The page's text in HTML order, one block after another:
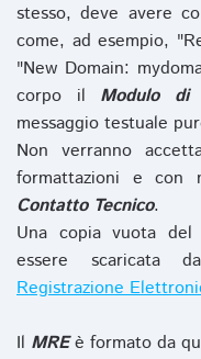
stesso, deve avere
come, ad esempio,
"New Domain:
corpo il Modulo di
messaggio testuale
Non verranno
formattazioni e con
Contatto Tecnico.
Una copia vuota del
essere scaricata
Registrazione
Il MREè formato da